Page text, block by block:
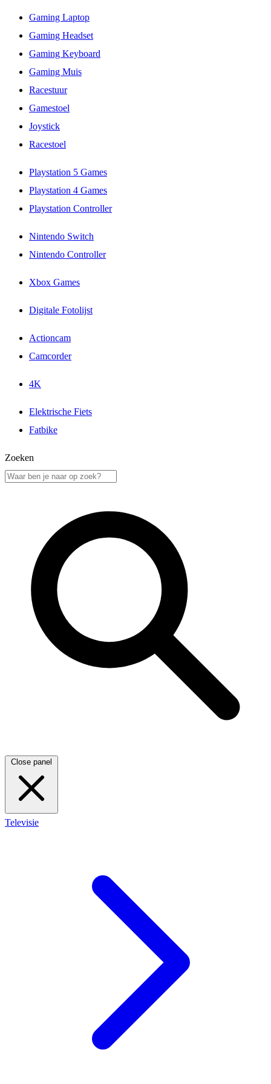
Gaming Laptop
Gaming Headset
Gaming Keyboard
Gaming Muis
Racestuur
Gamestoel
Joystick
Racestoel
Playstation 5 Games
Playstation 4 Games
Playstation Controller
Nintendo Switch
Nintendo Controller
Xbox Games
Digitale Fotolijst
Actioncam
Camcorder
4K
Elektrische Fiets
Fatbike
Zoeken
Close panel
Televisie